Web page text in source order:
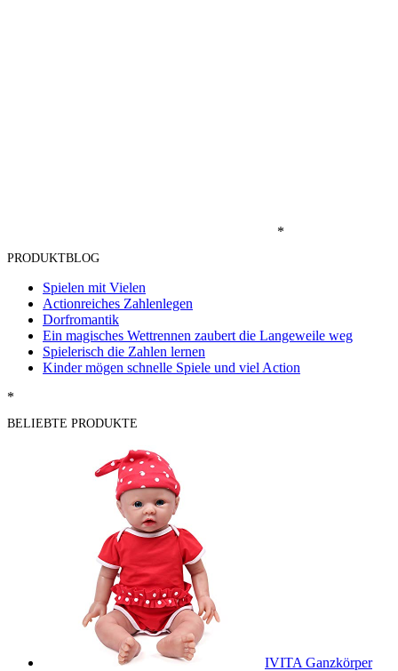
*
PRODUKTBLOG
Spielen mit Vielen
Actionreiches Zahlenlegen
Dorfromantik
Ein magisches Wettrennen zaubert die Langeweile weg
Spielerisch die Zahlen lernen
Kinder mögen schnelle Spiele und viel Action
*
BELIEBTE PRODUKTE
IVITA Ganzkörper